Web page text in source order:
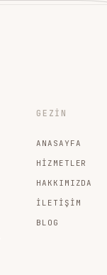
GEZIN
ANASAYFA
HIZMETLER
HAKKIMIZDA
İLETIŞIM
BLOG